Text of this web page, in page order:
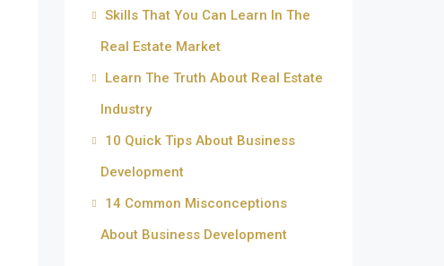
Skills That You Can Learn In The
Real Estate Market
Learn The Truth About Real Estate
Industry
10 Quick Tips About Business
Development
14 Common Misconceptions
About Business Development